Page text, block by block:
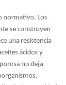
normativo. Los
se construyen
una resistencia
ácidos y
no deja